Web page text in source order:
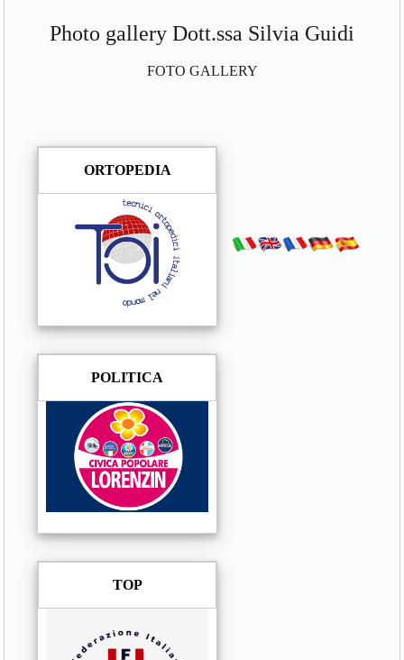
Photo gallery Dott.ssa Silvia Guidi
FOTO GALLERY
ORTOPEDIA
POLITICA
TOP